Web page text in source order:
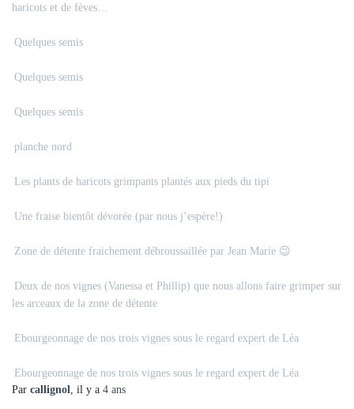
haricots et de fèves…
Quelques semis
Quelques semis
Quelques semis
planche nord
Les plants de haricots grimpants plantés aux pieds du tipi
Une fraise bientôt dévorée (par nous j’espère!)
Zone de détente fraichement débroussaillée par Jean Marie 😉
Deux de nos vignes (Vanessa et Phillip) que nous allons faire grimper sur
les arceaux de la zone de détente
Ebourgeonnage de nos trois vignes sous le regard expert de Léa
Ebourgeonnage de nos trois vignes sous le regard expert de Léa
Par callignol, il y a 4 ans